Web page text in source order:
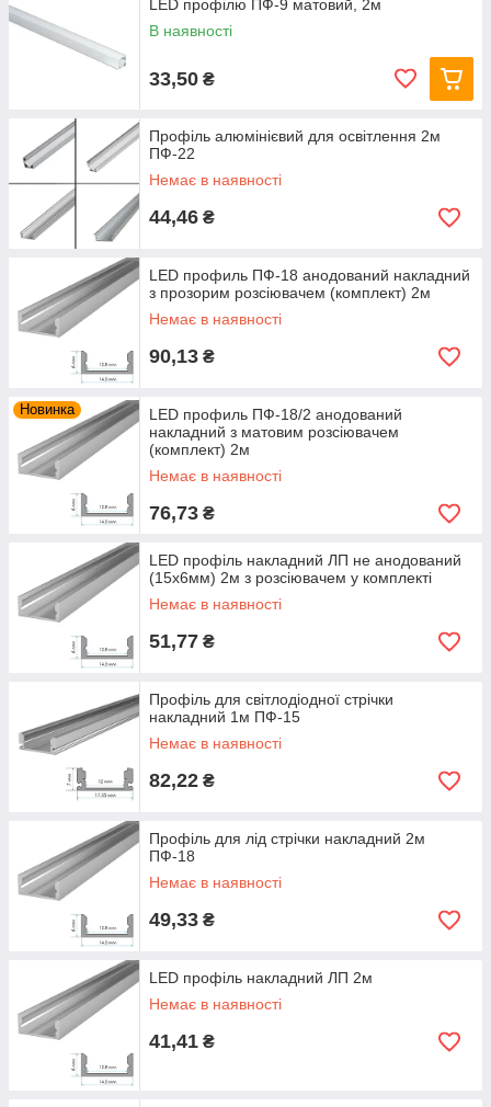
LED профілю ПФ-9 матовий, 2м
В наявності
33,50 ₴
Профіль алюмінієвий для освітлення 2м
ПФ-22
Немає в наявності
44,46 ₴
LED профиль ПФ-18 анодований накладний
з прозорим розсіювачем (комплект) 2м
Немає в наявності
90,13 ₴
Новинка
LED профиль ПФ-18/2 анодований
накладний з матовим розсіювачем
(комплект) 2м
Немає в наявності
76,73 ₴
LED профіль накладний ЛП не анодований
(15х6мм) 2м з розсіювачем у комплекті
Немає в наявності
51,77 ₴
Профіль для світлодіодної стрічки
накладний 1м ПФ-15
Немає в наявності
82,22 ₴
Профіль для лід стрічки накладний 2м
ПФ-18
Немає в наявності
49,33 ₴
LED профіль накладний ЛП 2м
Немає в наявності
41,41 ₴